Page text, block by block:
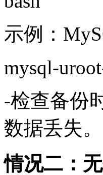
示例：
mysql-
-检查备份
数据丢失。
情况二：